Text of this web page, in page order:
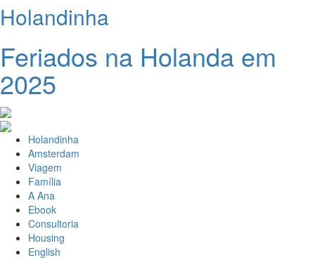
Holandinha
Feriados na Holanda em
2025
Holandinha
Amsterdam
Viagem
Família
A Ana
Ebook
Consultoria
Housing
English